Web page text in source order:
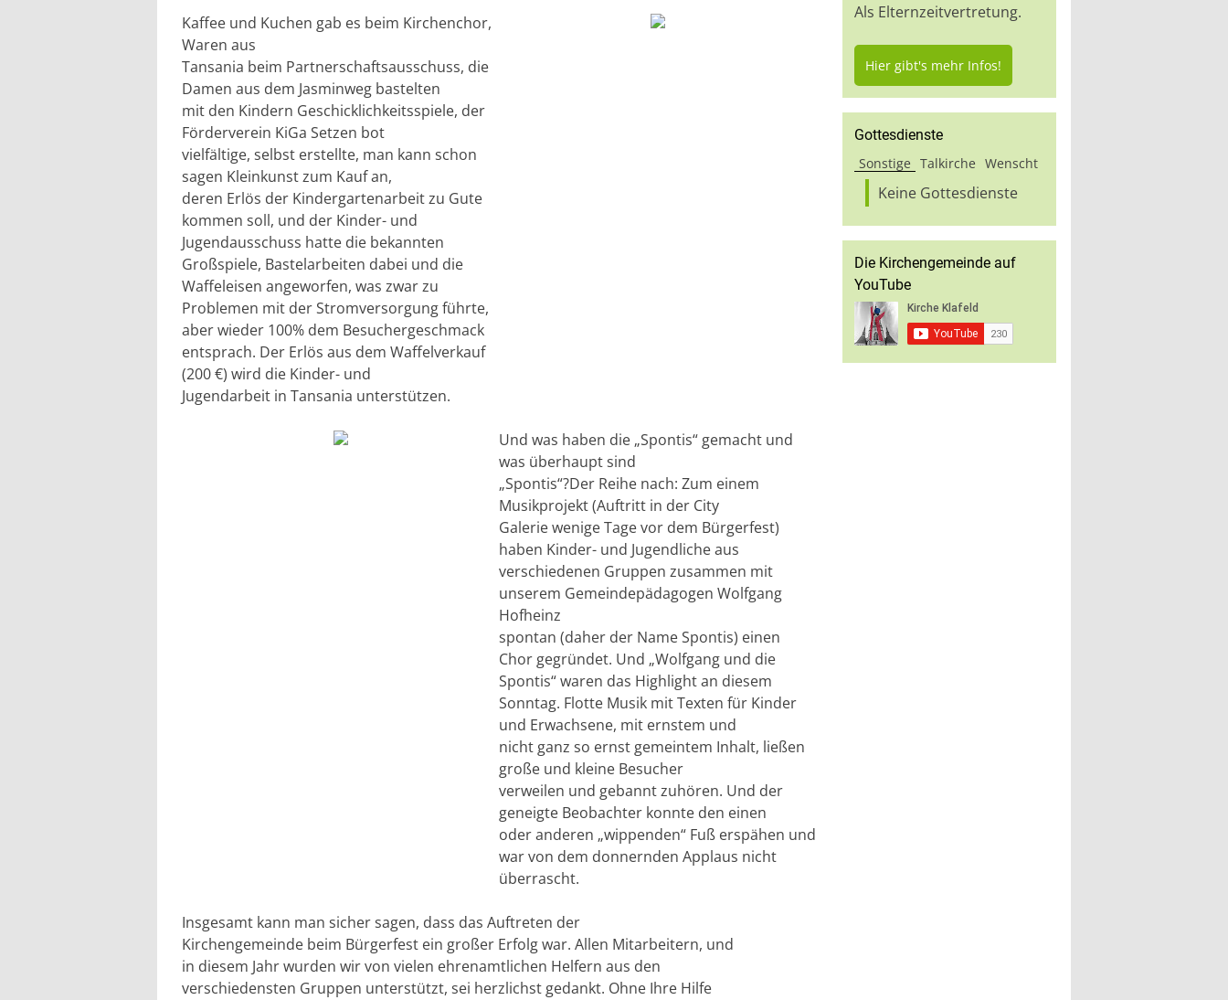
Kaffee und Kuchen gab es beim Kirchenchor,
Waren aus
Tansania beim Partnerschaftsausschuss, die
Damen aus dem Jasminweg bastelten
mit den Kindern Geschicklichkeitsspiele, der
Förderverein KiGa Setzen bot
vielfältige, selbst erstellte, man kann schon
sagen Kleinkunst zum Kauf an,
deren Erlös der Kindergartenarbeit zu Gute
kommen soll, und der Kinder- und
Jugendausschuss hatte die bekannten
Großspiele, Bastelarbeiten dabei und die
Waffeleisen angeworfen, was zwar zu
Problemen mit der Stromversorgung führte,
aber wieder 100% dem Besuchergeschmack
entsprach. Der Erlös aus dem Waffelverkauf
(200 €) wird die Kinder- und
Jugendarbeit in Tansania unterstützen.
Und was haben die „Spontis“ gemacht und
was überhaupt sind
„Spontis“?Der Reihe nach: Zum einem
Musikprojekt (Auftritt in der City
Galerie wenige Tage vor dem Bürgerfest)
haben Kinder- und Jugendliche aus
verschiedenen Gruppen zusammen mit
unserem Gemeindepädagogen Wolfgang
Hofheinz
spontan (daher der Name Spontis) einen
Chor gegründet. Und „Wolfgang und die
Spontis“ waren das Highlight an diesem
Sonntag. Flotte Musik mit Texten für Kinder
und Erwachsene, mit ernstem und
nicht ganz so ernst gemeintem Inhalt, ließen
große und kleine Besucher
verweilen und gebannt zuhören. Und der
geneigte Beobachter konnte den einen
oder anderen „wippenden“ Fuß erspähen und
war von dem donnernden Applaus nicht
überrascht.
Insgesamt kann man sicher sagen, dass das Auftreten der
Kirchengemeinde beim Bürgerfest ein großer Erfolg war. Allen Mitarbeitern, und
in diesem Jahr wurden wir von vielen ehrenamtlichen Helfern aus den
verschiedensten Gruppen unterstützt, sei herzlichst gedankt. Ohne Ihre Hilfe
Als Elternzeitvertretung.
Hier gibt's mehr Infos!
Gottesdienste
Sonstige Talkirche Wenscht
Keine Gottesdienste
Die Kirchengemeinde auf
YouTube